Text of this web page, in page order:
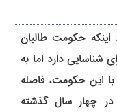
حکومت طالبان
شناسایی دارد اما به
این حکومت، فاصله
چهار سال گذشته